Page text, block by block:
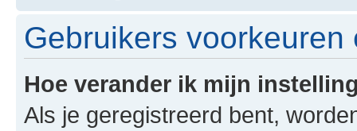
Gebruikers voorkeuren
Hoe verander ik mijn
Als je geregistreerd bent,